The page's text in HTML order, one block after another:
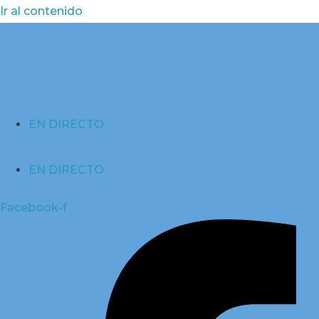
Ir al contenido
EN DIRECTO
EN DIRECTO
Facebook-f